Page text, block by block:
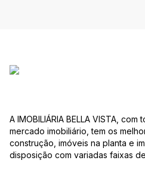
A IMOBILIÁRIA BELLA VISTA,
mercado imobiliário, tem os
construção, imóveis na planta e
disposição com variadas faixas